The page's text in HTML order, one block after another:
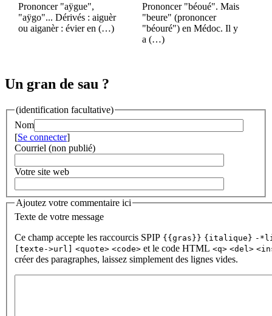
Prononcer "aÿgue",
"aÿgo"... Dérivés : aiguèr
ou aiganèr : évier en (…)
Prononcer "béoué". Mais
"beure" (prononcer
"béouré") en Médoc. Il y
a (…)
Un gran de sau ?
(identification facultative)
Nom
[Se connecter]
Courriel (non publié)
Votre site web
Ajoutez votre commentaire ici
Texte de votre message
Ce champ accepte les raccourcis SPIP {{gras}} {italique} -
[texte->url]
<quote> <code> et le code HTML <q> <del>
créer des paragraphes, laissez simplement des lignes vides.